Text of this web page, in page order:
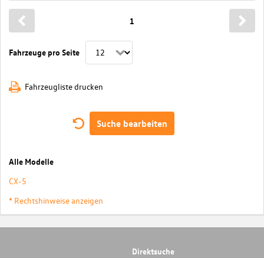
Fahrzeuge pro Seite
1
Fahrzeugliste drucken
Suche bearbeiten
Alle Modelle
CX-5
* Rechtshinweise anzeigen
Direktsuche